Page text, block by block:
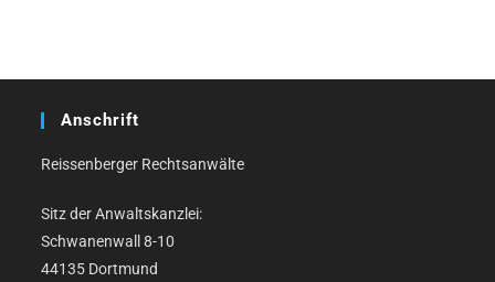
Anschrift
Reissenberger Rechtsanwälte
Sitz der Anwaltskanzlei:
Schwanenwall 8-10
44135 Dortmund